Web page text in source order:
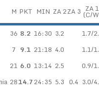
M PKT MIN ZA 2ZA 3 ZA 1
(C/
36 8.2 16:30 3.2 1.7/
7 9.1 21:18 4.0 1.1/
21 6.0 13:14 2.5 0.9/
2814.724:35 5.3 0.4 3.0/